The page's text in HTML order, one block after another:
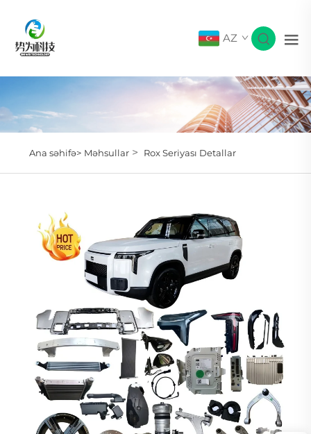
AZ
Ana səhifə> Məhsullar> Rox Seriyası Detallar